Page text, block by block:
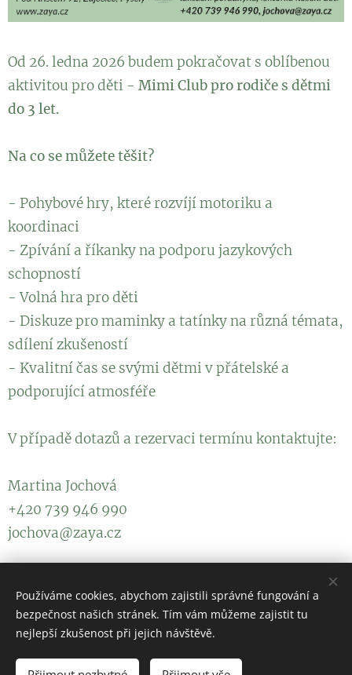
Od 26. ledna 2026 budem pokračovat s oblíbenou
aktivitou pro děti - Mimi Club pro rodiče s dětmi
do 3 let.
Na co se můžete těšit?
- Pohybové hry, které rozvíjí motoriku a
koordinaci
- Zpívání a říkanky na podporu jazykových
schopností
- Volná hra pro děti
- Diskuze pro maminky a tatínky na různá témata,
sdílení zkušeností
- Kvalitní čas se svými dětmi v přátelské a
podporující atmosféře
V případě dotazů a rezervaci termínu kontaktujte:
Martina Jochová
+420 739 946 990
jochova@zaya.cz
KOMUNITNÍ ŠKOLA ZAYA a DS ZAJÍČEK
Používáme cookies, abychom zajistili správné fungování a
bezpečnost našich stránek. Tím vám můžeme zajistit tu
nejlepší zkušenost při jejich návštěvě.